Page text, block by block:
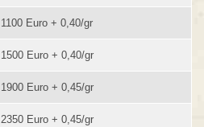
1100 Euro + 0,40/gr
1500 Euro + 0,40/gr
1900 Euro + 0,45/gr
2350 Euro + 0,45/gr